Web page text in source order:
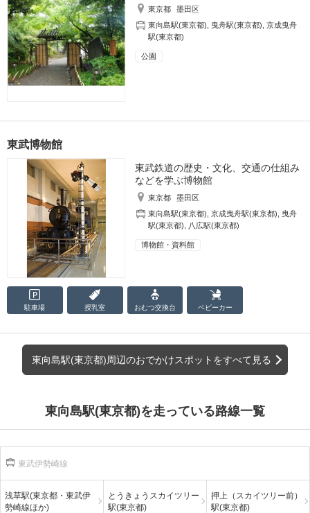
東京都
墨田区
東向島駅(東京都)
曳舟駅(東京都) ,京成曳舟
駅(東京都)
公園
東武博物館
東武鉄道の歴史・文化、交通の仕組み
などを学ぶ博物館
東京都
墨田区
東向島駅(東京都) ,京成曳舟駅(東京都)
曳舟
駅(東京都)
八広駅(東京都)
博物館・資料館
駐車場 授乳室 おむつ交換台 ベビーカー
東向島駅(東京都)周辺のおでかけスポットをすべて見る
東向島駅(東京都)を走っている路線一覧
東武伊勢崎線
浅草駅(東京都・東武伊
勢崎線ほか)
とうきょうスカイツリー
駅(東京都)
押上（スカイツリー前）
駅(東京都)